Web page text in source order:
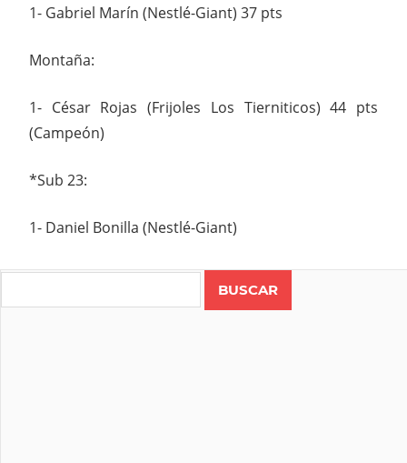
1- Gabriel Marín (Nestlé-Giant) 37 pts
Montaña:
1- César Rojas (Frijoles Los Tierniticos) 44 pts
(Campeón)
*Sub 23:
1- Daniel Bonilla (Nestlé-Giant)